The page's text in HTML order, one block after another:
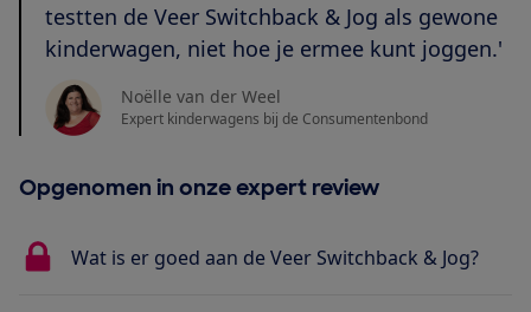
testten de Veer Switchback & Jog als gewone
kinderwagen, niet hoe je ermee kunt joggen.'
Noëlle van der Weel
Expert kinderwagens bij de Consumentenbond
Opgenomen in onze expert review
Wat is er goed aan de Veer Switchback & Jog?